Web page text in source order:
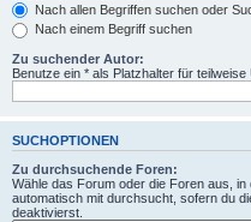
Nach allen Begriffen suchen oder
Nach einem Begriff suchen
Zu suchender Autor:
Benutze ein * als Platzhalter für teilweise
SUCHOPTIONEN
Zu durchsuchende Foren:
Wähle das Forum oder die Foren aus,
automatisch mit durchsucht, sofern du
deaktivierst.